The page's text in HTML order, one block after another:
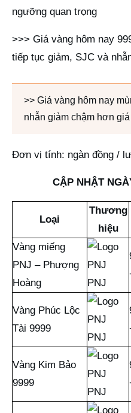
ngưỡng quan trọng
>>> Giá vàng hôm nay
tiếp tục giảm, SJC và
>> Giá vàng hôm nay
nhẫn giảm chậm hơn
Đơn vị tính: ngàn đồng /
CẬP NHẬT
Loại
Thương
hiệu
Vàng miếng
PNJ – Phượng
Hoàng
PNJ
Vàng Phúc Lộc
Tài 9999
PNJ
Vàng Kim Bảo
9999
PNJ